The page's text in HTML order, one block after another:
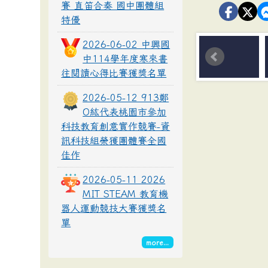
賽 直笛合奏 國中團體組
特優
2026-06-02 中興國
中114學年度寒來書
往閱讀心得比賽獲獎名單
2026-05-12 913鄭
O紘代表桃園市參加
科技教育創意實作競賽-資
訊科技組榮獲團體賽全國
佳作
2026-05-11 2026
MIT STEAM 教育機
器人運動競技大賽獲獎名
單
more...